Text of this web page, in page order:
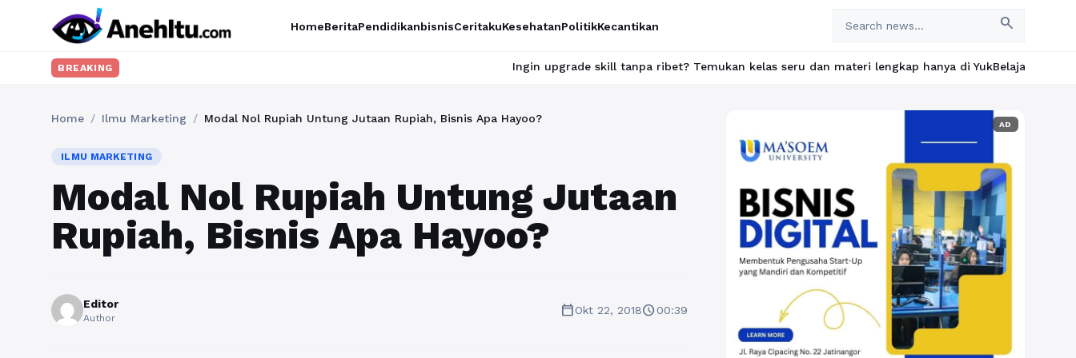
HomeBeritaPendidikanbisnisCeritakuKesehatanPolitikKecantikan search
BREAKING Ingin upgrade skill tanpa ribet? Temukan kelas seru dan materi lengkap hanya di YukBelajar.com. Mulai langkah
Home / Ilmu Marketing / Modal Nol Rupiah Untung Jutaan Rupiah, Bisnis Apa Hayoo?
ILMU MARKETING
Modal Nol Rupiah Untung Jutaan
Rupiah, Bisnis Apa Hayoo?
Editor
Author calendar_todayOkt 22, 2018schedule00:39
AD